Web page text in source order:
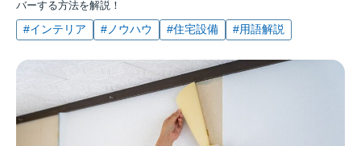
バーする方法を解説！
#インテリア #ノウハウ #住宅設備 #用語解説